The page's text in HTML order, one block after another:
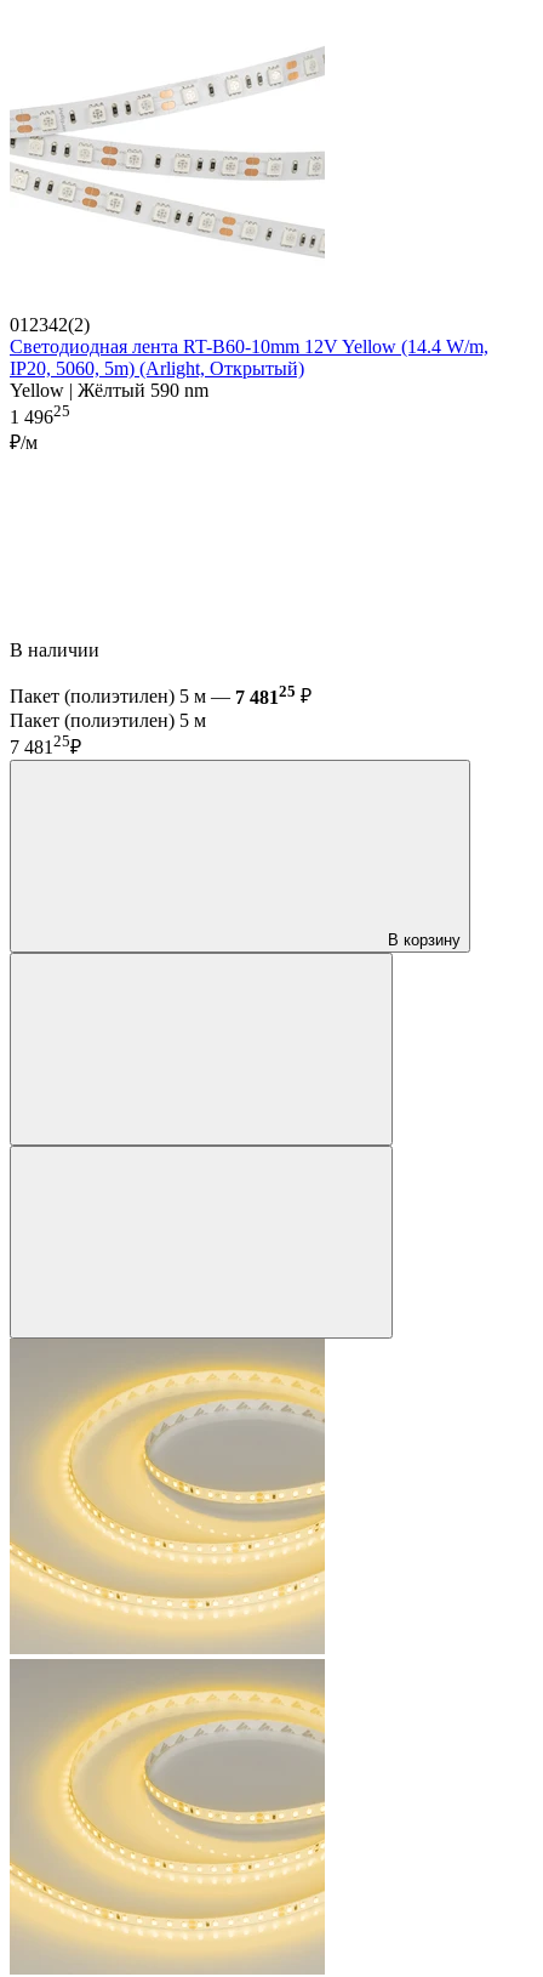
012342(2)
Светодиодная лента RT-B60-10mm 12V Yellow (14.4 W/m,
IP20, 5060, 5m) (Arlight, Открытый)
Yellow | Жёлтый 590 nm
1 49625
₽/м
В наличии
Пакет (полиэтилен) 5 м — 7 48125 ₽
Пакет (полиэтилен) 5 м
7 481 25₽
В корзину